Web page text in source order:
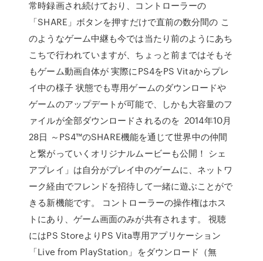
常時録画され続けており、コントローラーの
「SHARE」ボタンを押すだけで直前の数分間の こ
のようなゲーム中継も今では当たり前のようにあち
こちで行われていますが、ちょっと前まではそもそ
もゲーム動画自体が 実際にPS4をPS Vitaからプレ
イ中の様子 状態でも専用ゲームのダウンロードや
ゲームのアップデートが可能で、しかも大容量のフ
ァイルが全部ダウンロードされるのを 2014年10月
28日 ～PS4™のSHARE機能を通じて世界中の仲間
と繋がっていくオリジナルムービーも公開！ シェ
アプレイ」は自分がプレイ中のゲームに、ネットワ
ーク経由でフレンドを招待して一緒に遊ぶことがで
きる新機能です。 コントローラーの操作権はホス
トにあり、ゲーム画面のみが共有されます。 視聴
にはPS StoreよりPS Vita専用アプリケーション
「Live from PlayStation」をダウンロード（無